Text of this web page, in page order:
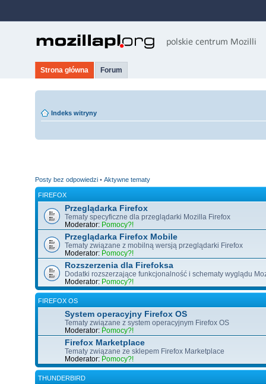
Strona główna Forum
Indeks witryny
Posty bez odpowiedzi• Aktywne tematy
FIREFOX
Przeglądarka Firefox
Tematy specyficzne dla przeglądarki Mozilla Firefox
Moderator: Pomocy?!
Przeglądarka Firefox Mobile
Tematy związane z mobilną wersją przeglądarki Firefox
Moderator: Pomocy?!
Rozszerzenia dla Firefoksa
Dodatki rozszerzające funkcjonalność i schematy wyglądu
Moderator: Pomocy?!
FIREFOX OS
System operacyjny Firefox OS
Tematy związane z system operacyjnym Firefox OS
Moderator: Pomocy?!
Firefox Marketplace
Tematy związane ze sklepem Firefox Marketplace
Moderator: Pomocy?!
THUNDERBIRD